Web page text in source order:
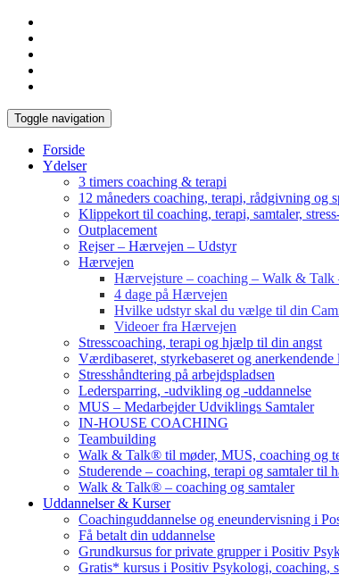
Toggle navigation
Forside
Ydelser
3 timers coaching & terapi
12 måneders coaching, terapi, rådgivning og
Klippekort til coaching, terapi, samtaler,
Outplacement
Rejser – Hærvejen – Udstyr
Hærvejen
Hærvejsture – coaching – Walk & Talk
4 dage på Hærvejen
Hvilke udstyr skal du vælge til din
Videoer fra Hærvejen
Stresscoaching, terapi og hjælp til din angst
Værdibaseret, styrkebaseret og anerkendende
Stresshåndtering på arbejdspladsen
Ledersparring, -udvikling og -uddannelse
MUS – Medarbejder Udviklings Samtaler
IN-HOUSE COACHING
Teambuilding
Walk & Talk® til møder, MUS, coaching og
Studerende – coaching, terapi og samtaler til
Walk & Talk® – coaching og samtaler
Uddannelser & Kurser
Coachinguddannelse og eneundervisning i
Få betalt din uddannelse
Grundkursus for private grupper i Positiv
Gratis* kursus i Positiv Psykologi, coaching,